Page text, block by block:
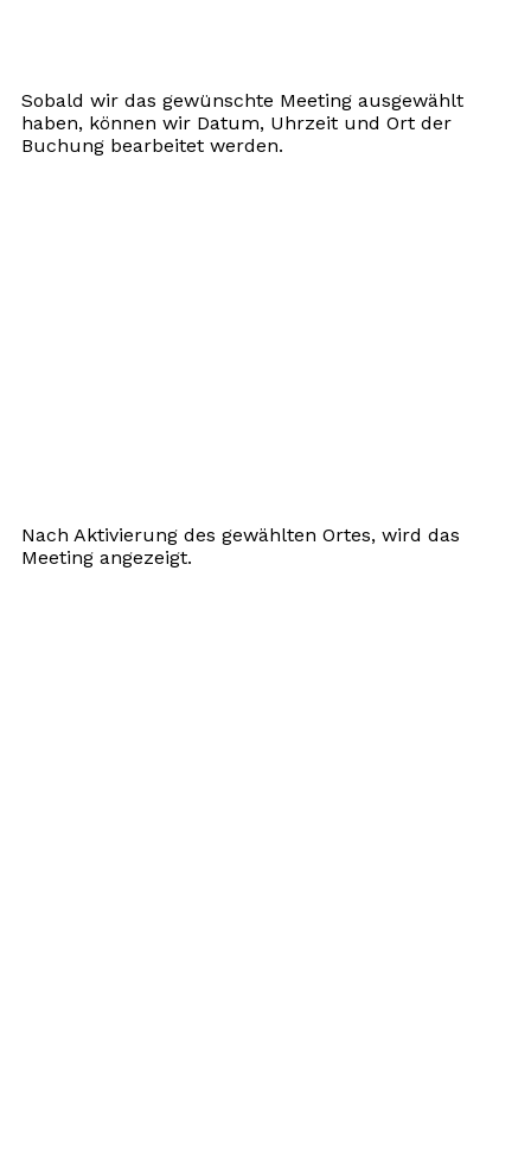
Sobald wir das gewünschte Meeting ausgewählt
haben, können wir Datum, Uhrzeit und Ort der
Buchung bearbeitet werden.
Nach Aktivierung des gewählten Ortes, wird das
Meeting angezeigt.